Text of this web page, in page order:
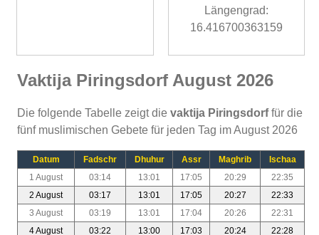
Längengrad:
16.416700363159
Vaktija Piringsdorf August 2026
Die folgende Tabelle zeigt die vaktija Piringsdorffür die
fünf muslimischen Gebete für jeden Tag im August 2026
Datum Fadschr Dhuhur Assr Maghrib
Ischaa
1 August
03:14 13:01 17:05 20:29
22:35
2 August
03:17 13:01 17:05 20:27
22:33
3 August
03:19 13:01 17:04 20:26
22:31
4 August
03:22 13:00 17:03 20:24
22:28